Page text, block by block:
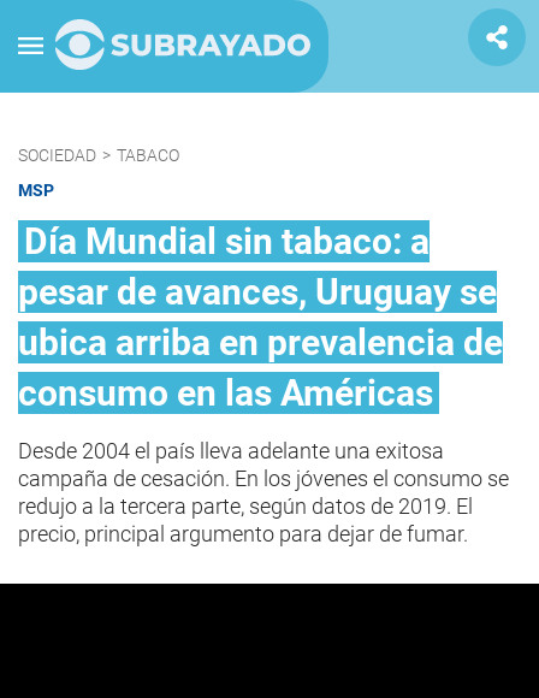
SOCIEDAD > TABACO
MSP
Día Mundial sin tabaco: a
pesar de avances, Uruguay se
ubica arriba en prevalencia de
consumo en las Américas
Desde 2004 el país lleva adelante una exitosa
campaña de cesación. En los jóvenes el consumo se
redujo a la tercera parte, según datos de 2019. El
precio, principal argumento para dejar de fumar.